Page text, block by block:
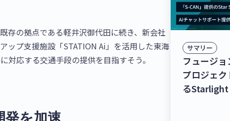
存の拠点である軽井沢御代田に続き、新会社
ップ支援施設「STATION Ai」を活用した東海
応する交通手段の提供を目指すそう。
を加速
サマリー
フュージ
プロジェ
るStarlight